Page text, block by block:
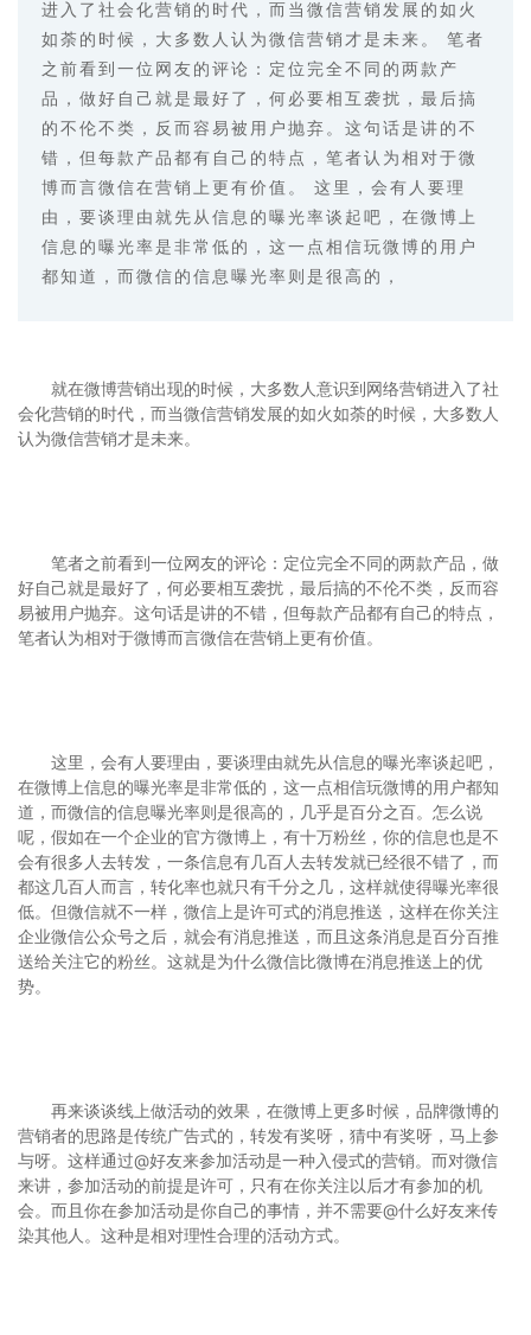
进入了社会化营销的时代，而当微信营销发展的如火
如荼的时候，大多数人认为微信营销才是未来。 笔者
之前看到一位网友的评论：定位完全不同的两款产
品，做好自己就是最好了，何必要相互袭扰，最后搞
的不伦不类，反而容易被用户抛弃。这句话是讲的不
错，但每款产品都有自己的特点，笔者认为相对于微
博而言微信在营销上更有价值。 这里，会有人要理
由，要谈理由就先从信息的曝光率谈起吧，在微博上
信息的曝光率是非常低的，这一点相信玩微博的用户
都知道，而微信的信息曝光率则是很高的，
就在微博营销出现的时候，大多数人意识到网络营销进入了社
会化营销的时代，而当微信营销发展的如火如荼的时候，大多数人
认为微信营销才是未来。
笔者之前看到一位网友的评论：定位完全不同的两款产品，做
好自己就是最好了，何必要相互袭扰，最后搞的不伦不类，反而容
易被用户抛弃。这句话是讲的不错，但每款产品都有自己的特点，
笔者认为相对于微博而言微信在营销上更有价值。
这里，会有人要理由，要谈理由就先从信息的曝光率谈起吧，
在微博上信息的曝光率是非常低的，这一点相信玩微博的用户都知
道，而微信的信息曝光率则是很高的，几乎是百分之百。怎么说
呢，假如在一个企业的官方微博上，有十万粉丝，你的信息也是不
会有很多人去转发，一条信息有几百人去转发就已经很不错了，而
都这几百人而言，转化率也就只有千分之几，这样就使得曝光率很
低。但微信就不一样，微信上是许可式的消息推送，这样在你关注
企业微信公众号之后，就会有消息推送，而且这条消息是百分百推
送给关注它的粉丝。这就是为什么微信比微博在消息推送上的优
势。
再来谈谈线上做活动的效果，在微博上更多时候，品牌微博的
营销者的思路是传统广告式的，转发有奖呀，猜中有奖呀，马上参
与呀。这样通过@好友来参加活动是一种入侵式的营销。而对微信
来讲，参加活动的前提是许可，只有在你关注以后才有参加的机
会。而且你在参加活动是你自己的事情，并不需要@什么好友来传
染其他人。这种是相对理性合理的活动方式。